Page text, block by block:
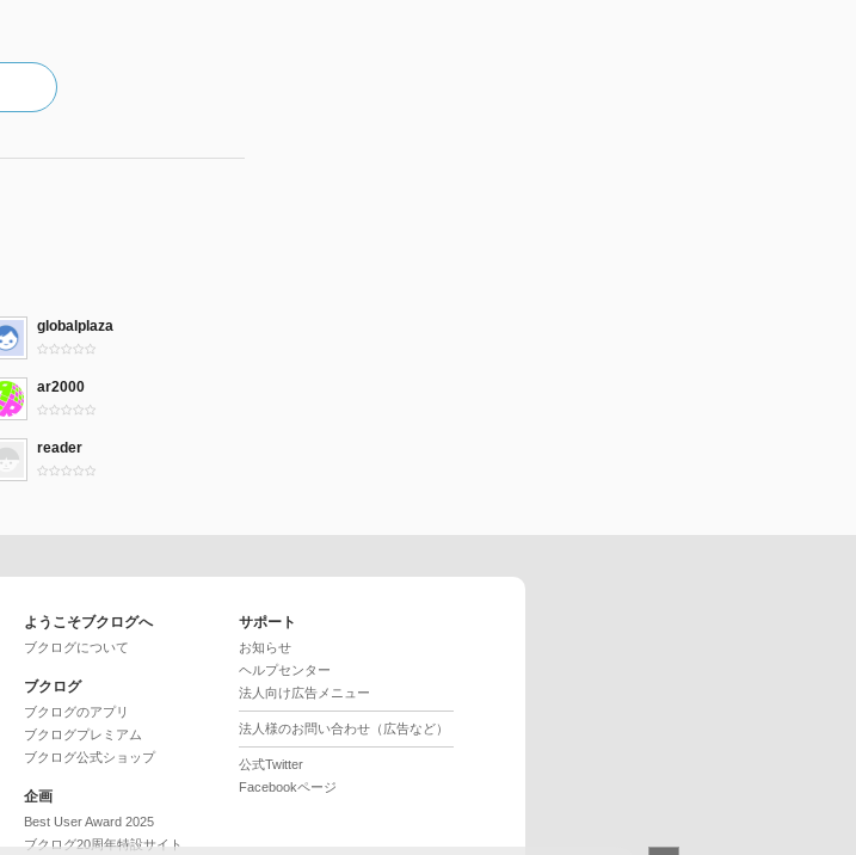
globalplaza
ar2000
reader
ようこそブクログへ
ブクログについて
ブクログ
ブクログのアプリ
ブクログプレミアム
ブクログ公式ショップ
企画
Best User Award 2025
ブクログ20周年特設サイト
サポート
お知らせ
ヘルプセンター
法人向け広告メニュー
法人様のお問い合わせ（広告など）
公式Twitter
Facebookページ